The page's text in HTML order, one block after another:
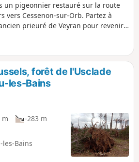
un pigeonnier restauré sur la route
vers Cessenon-sur-Orb. Partez à
prieuré de Veyran pour revenir
forêt de l'Usclade
les-Bains
m
-283 m
les-Bains